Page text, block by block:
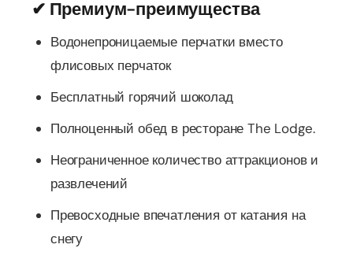
✔ Премиум-преимущества
Водонепроницаемые перчатки вместо
флисовых перчаток
Бесплатный горячий шоколад
Полноценный обед в ресторане The Lodge.
Неограниченное количество аттракционов и
развлечений
Превосходные впечатления от катания на
снегу